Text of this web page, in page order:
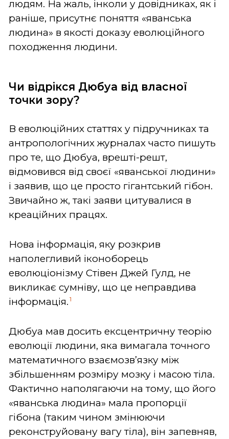
людям. На жаль, інколи у довідниках, як і
раніше, присутнє поняття «яванська
людина» в якості доказу еволюційного
походження людини.
Чи відрікся Дюбуа від власної
точки зору?
В еволюційних статтях у підручниках та
антропологічних журналах часто пишуть
про те, що Дюбуа, врешті-решт,
відмовився від своєї «яванської людини»
і заявив, що це просто гігантський гібон.
Звичайно ж, такі заяви цитувалися в
креаційних працях.
Нова інформація, яку розкрив
наполегливий іконоборець
еволюціонізму Стівен Джей Гулд, не
викликає сумніву, що це неправдива
інформація. 1
Дюбуа мав досить ексцентричну теорію
еволюції людини, яка вимагала точного
математичного взаємозв’язку між
збільшенням розміру мозку і масою тіла.
Фактично наполягаючи на тому, що його
«яванська людина» мала пропорції
гібона (таким чином змінюючи
реконструйовану вагу тіла), він запевняв,